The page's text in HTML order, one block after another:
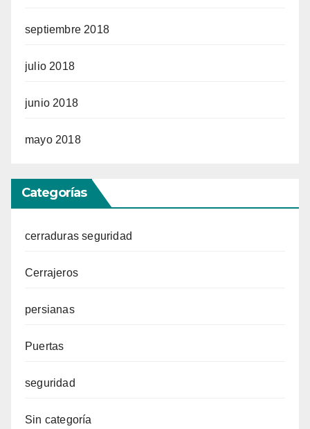
septiembre 2018
julio 2018
junio 2018
mayo 2018
Categorías
cerraduras seguridad
Cerrajeros
persianas
Puertas
seguridad
Sin categoría